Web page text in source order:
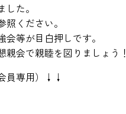
た。
ください。
等が目白押しです。
会で親睦を図りましょう！
員専用）↓↓